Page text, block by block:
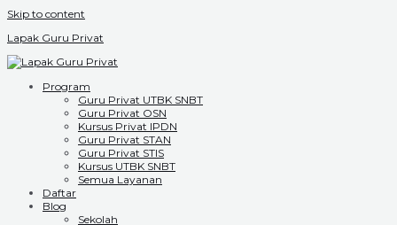
Skip to content
Lapak Guru Privat
Program
Guru Privat UTBK SNBT
Guru Privat OSN
Kursus Privat IPDN
Guru Privat STAN
Guru Privat STIS
Kursus UTBK SNBT
Semua Layanan
Daftar
Blog
Sekolah